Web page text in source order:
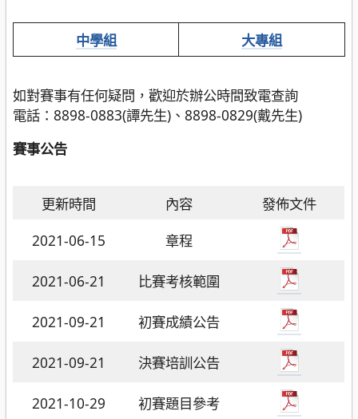
中學組 大專組
如對賽事有任何疑問，歡迎於辦公時間致電查詢
電話：8898-0883(譚先生)、8898-0829(戴先生)
賽事公告
更新時間 內容
發佈文件
2021-06-15
章程
2021-06-21 比賽考核範圍
2021-09-21 初賽成績公告
2021-09-21 決賽培訓公告
2021-10-29 初賽題目參考